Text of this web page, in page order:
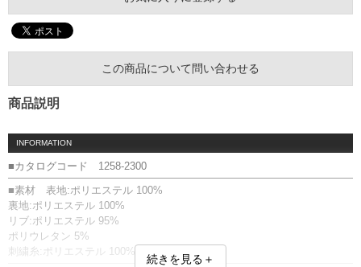
この商品について問い合わせる
商品説明
INFORMATION
■カタログコード 1258-2300
■素材 表地:ポリエステル 100%
裏地:ポリエステル 100%
リブ:ポリエステル 95%
ポリウレタン 5%
刺繍糸:ポリエステル 100%
続きを見る＋